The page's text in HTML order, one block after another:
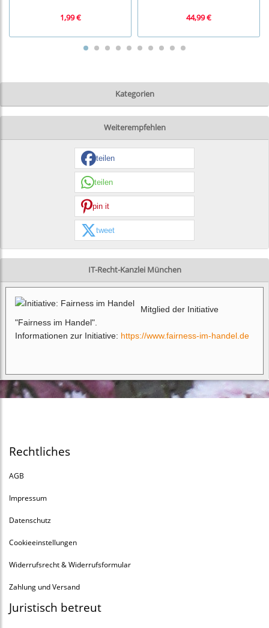
Kategorien
1,99 € 44,99 €
Weiterempfehlen
teilen
teilen
pin it
tweet
IT-Recht-Kanzlei München
Mitglied der Initiative
"Fairness im Handel".
Informationen zur Initiative: https://www.fairness-im-handel.de
Rechtliches
AGB
Impressum
Datenschutz
Cookieeinstellungen
Widerrufsrecht & Widerrufsformular
Zahlung und Versand
Juristisch betreut